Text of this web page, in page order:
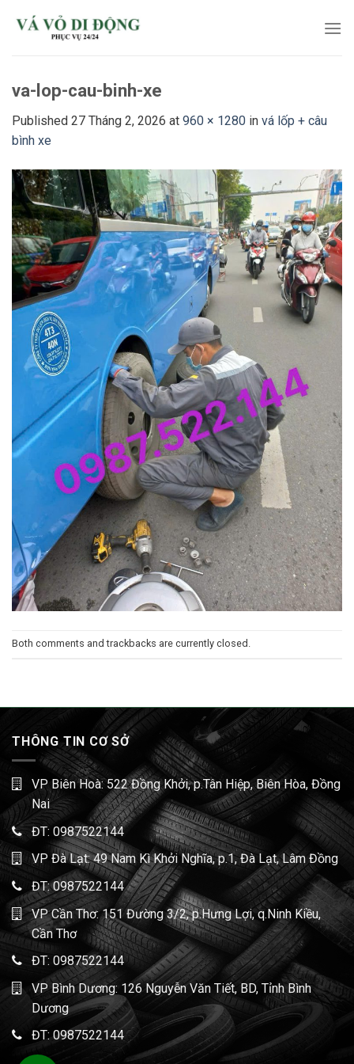
va-lop-cau-binh-xe
Published 27 Tháng 2, 2026 at 960 × 1280 in vá lốp + câu
bình xe
Both comments and trackbacks are currently closed.
THÔNG TIN CƠ SỞ
VP Biên Hoà: 522 Đồng Khởi, p.Tân Hiệp, Biên Hòa, Đồng
Nai
ĐT: 0987522144
VP Đà Lạt: 49 Nam Kì Khởi Nghĩa, p.1, Đà Lạt, Lâm Đồng
ĐT:0987522144
VP Cần Thơ: 151 Đường 3/2, p.Hưng Lợi, q.Ninh Kiều,
Cần Thơ
ĐT: 0987522144
VP Bình Dương: 126 Nguyễn Văn Tiết, BD, Tỉnh Bình
Dương
ĐT: 0987522144